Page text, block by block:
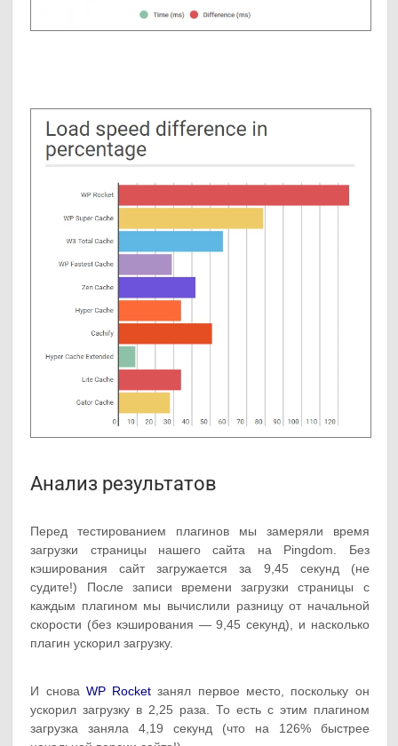
Анализ результатов
Перед тестированием плагинов мы замеряли время
загрузки страницы нашего сайта на Pingdom. Без
кэширования сайт загружается за 9,45 секунд (не
судите!) После записи времени загрузки страницы с
каждым плагином мы вычислили разницу от начальной
скорости (без кэширования — 9,45 секунд), и насколько
плагин ускорил загрузку.
И снова WP Rocket занял первое место, поскольку он
ускорил загрузку в 2,25 раза. То есть с этим плагином
загрузка заняла 4,19 секунд (что на 126% быстрее